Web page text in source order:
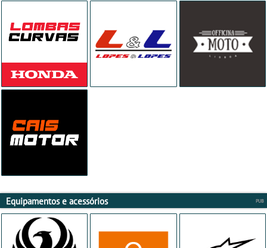
Equipamentos e acessórios